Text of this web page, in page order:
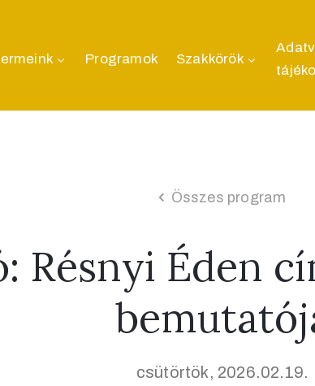
Programok Szakkörök
Összes program
Résnyi Éden
csütörtök, 2026.02.19.